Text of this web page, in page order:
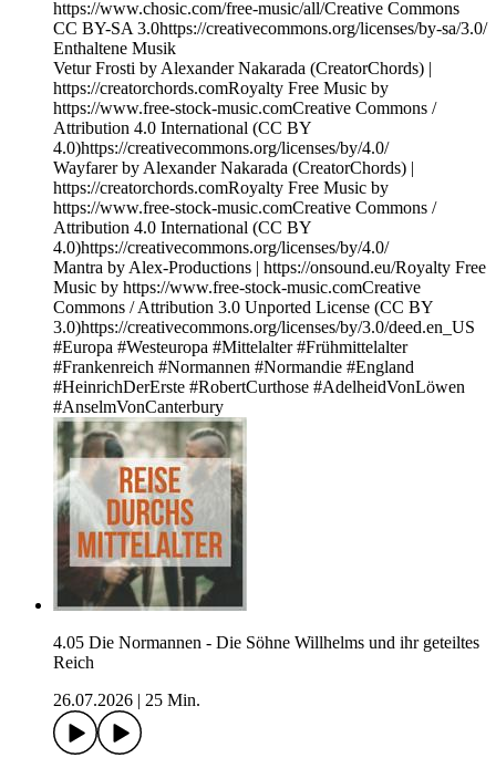
https://www.chosic.com/free-music/all/Creative Commons
CC BY-SA 3.0https://creativecommons.org/licenses/by-sa/3.0/
Enthaltene Musik
Vetur Frosti by Alexander Nakarada (CreatorChords) |
https://creatorchords.comRoyalty Free Music by
https://www.free-stock-music.comCreative Commons /
Attribution 4.0 International (CC BY
4.0)https://creativecommons.org/licenses/by/4.0/
Wayfarer by Alexander Nakarada (CreatorChords) |
https://creatorchords.comRoyalty Free Music by
https://www.free-stock-music.comCreative Commons /
Attribution 4.0 International (CC BY
4.0)https://creativecommons.org/licenses/by/4.0/
Mantra by Alex-Productions | https://onsound.eu/Royalty Free
Music by https://www.free-stock-music.comCreative
Commons / Attribution 3.0 Unported License (CC BY
3.0)https://creativecommons.org/licenses/by/3.0/deed.en_US
#Europa #Westeuropa #Mittelalter #Frühmittelalter
#Frankenreich #Normannen #Normandie #England
#HeinrichDerErste #RobertCurthose #AdelheidVonLöwen
#AnselmVonCanterbury
4.05 Die Normannen - Die Söhne Willhelms und ihr geteiltes
Reich
26.07.2026
25 Min.